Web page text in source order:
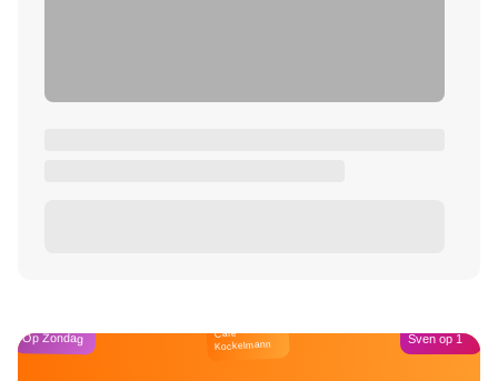
Op Zondag Café
Kockelmann Sven op 1